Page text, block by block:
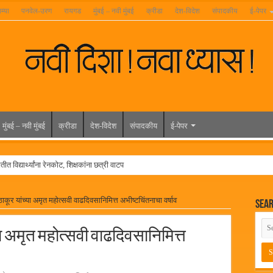
पनवेल-उरण रायगड मुंबई – नवी मुंबई क्रीडा देश-विदेश संपादकीय ई-पेपर
मुंबई – नवी मुंबई क्रीडा देश-विदेश संपादकीय ई-पेपर
विद्यार्थ्यांना रेनकोट, शिक्षकांना छत्री वाटप
वाढदिवसानिमित्त राज्यभरातून शुभेच्छांचा वर्षाव
जाहीर
मुख्य प्रशासकीय कार्यालयासह भव्य मूट कोर्टचे बुधवारी उद्घाटन
यांच्या अमृत महोत्सवी वाढदिवसानिमित्त अभीष्टचिंतनाचा वर्षाव
महोत्सवी वाढदिवसानिमित्त